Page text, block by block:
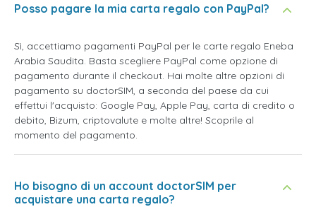
Posso pagare la mia carta regalo con PayPal?
Sì, accettiamo pagamenti PayPal per le carte regalo Eneba
Arabia Saudita. Basta scegliere PayPal come opzione di
pagamento durante il checkout. Hai molte altre opzioni di
pagamento su doctorSIM, a seconda del paese da cui
effettui l'acquisto: Google Pay, Apple Pay, carta di credito o
debito, Bizum, criptovalute e molte altre! Scoprile al
momento del pagamento.
Ho bisogno di un account doctorSIM per
acquistare una carta regalo?